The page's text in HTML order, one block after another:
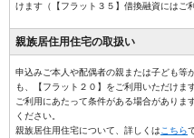
けます（【フラット３５】借換融資にはご
親族居住用住宅の取扱い
申込みご本人や配偶者の親または子ども等
も、【フラット２０】をご利用いただけます
ご利用にあたって条件がある場合がありま
ください。
親族居住用住宅について、詳しくは こちら